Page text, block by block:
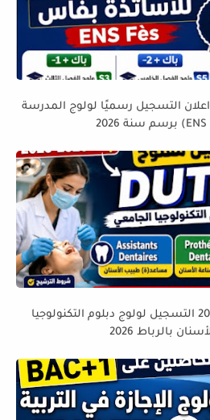
للحاصلين على باك +1 و +2 اعلان التسجيل رسميًا لولوج المدرسة
للحاصلين على باك 2025-2026 التسجيل لولوج دبلوم التكنولوجيا